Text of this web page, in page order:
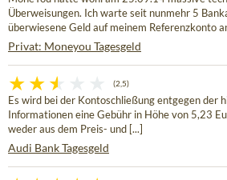
Überweisungen. Ich warte seit nunmehr 5
überwiesene Geld auf meinem Referenzkonto
Privat: Moneyou Tagesgeld
(2,5)
Es wird bei der Kontoschließung entgegen der
Informationen eine Gebühr in Höhe von 5,23
weder aus dem Preis- und [...]
Audi Bank Tagesgeld